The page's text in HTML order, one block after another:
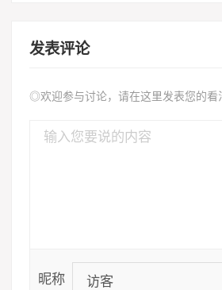
发表评论
◎欢迎参与讨论，请在这里发表您的看
昵称